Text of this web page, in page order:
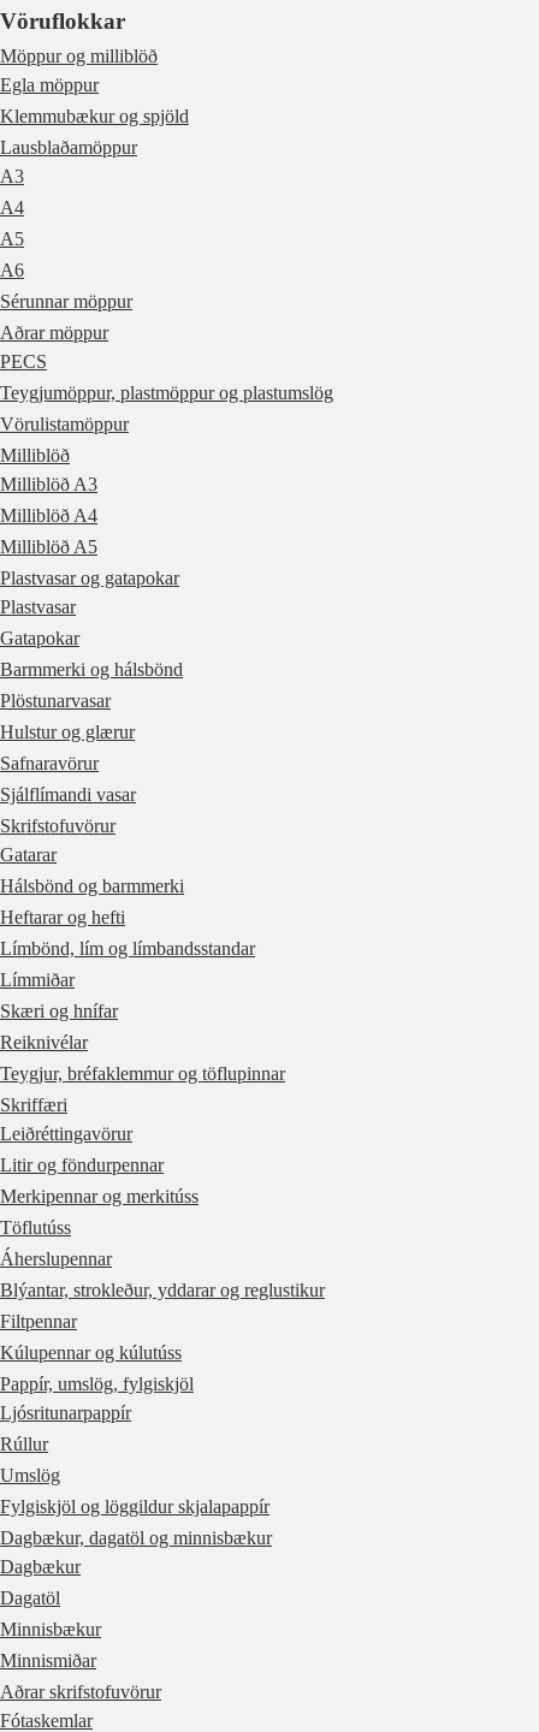
Vöruflokkar
Möppur og milliblöð
Egla möppur
Klemmubækur og spjöld
Lausblaðamöppur
A3
A4
A5
A6
Sérunnar möppur
Aðrar möppur
PECS
Teygjumöppur, plastmöppur og plastumslög
Vörulistamöppur
Milliblöð
Milliblöð A3
Milliblöð A4
Milliblöð A5
Plastvasar og gatapokar
Plastvasar
Gatapokar
Barmmerki og hálsbönd
Plöstunarvasar
Hulstur og glærur
Safnaravörur
Sjálflímandi vasar
Skrifstofuvörur
Gatarar
Hálsbönd og barmmerki
Heftarar og hefti
Límbönd, lím og límbandsstandar
Límmiðar
Skæri og hnífar
Reiknivélar
Teygjur, bréfaklemmur og töflupinnar
Skriffæri
Leiðréttingavörur
Litir og föndurpennar
Merkipennar og merkitúss
Töflutúss
Áherslupennar
Blýantar, strokleður, yddarar og reglustikur
Filtpennar
Kúlupennar og kúlutúss
Pappír, umslög, fylgiskjöl
Ljósritunarpappír
Rúllur
Umslög
Fylgiskjöl og löggildur skjalapappír
Dagbækur, dagatöl og minnisbækur
Dagbækur
Dagatöl
Minnisbækur
Minnismiðar
Aðrar skrifstofuvörur
Fótaskemlar